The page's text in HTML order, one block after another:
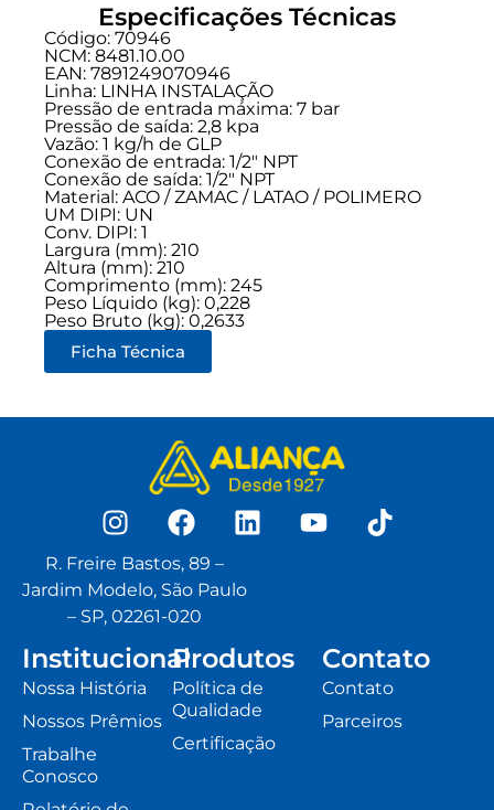
Especificações Técnicas
Código: 70946
NCM: 8481.10.00
EAN: 7891249070946
Linha: LINHA INSTALAÇÃO
Pressão de entrada máxima: 7 bar
Pressão de saída: 2,8 kpa
Vazão: 1 kg/h de GLP
Conexão de entrada: 1/2" NPT
Conexão de saída: 1/2" NPT
Material: ACO / ZAMAC / LATAO / POLIMERO
UM DIPI: UN
Conv. DIPI: 1
Largura (mm): 210
Altura (mm): 210
Comprimento (mm): 245
Peso Líquido (kg): 0,228
Peso Bruto (kg): 0,2633
Ficha Técnica
R. Freire Bastos, 89 –
Jardim Modelo, São Paulo
– SP, 02261-020
Institucional
Nossa História
Nossos Prêmios
Trabalhe
Conosco
Produtos
Política de
Qualidade
Certificação
Contato
Contato
Parceiros